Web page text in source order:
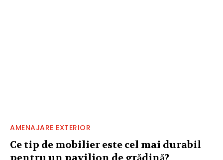
AMENAJARE EXTERIOR
Ce tip de mobilier este cel mai durabil